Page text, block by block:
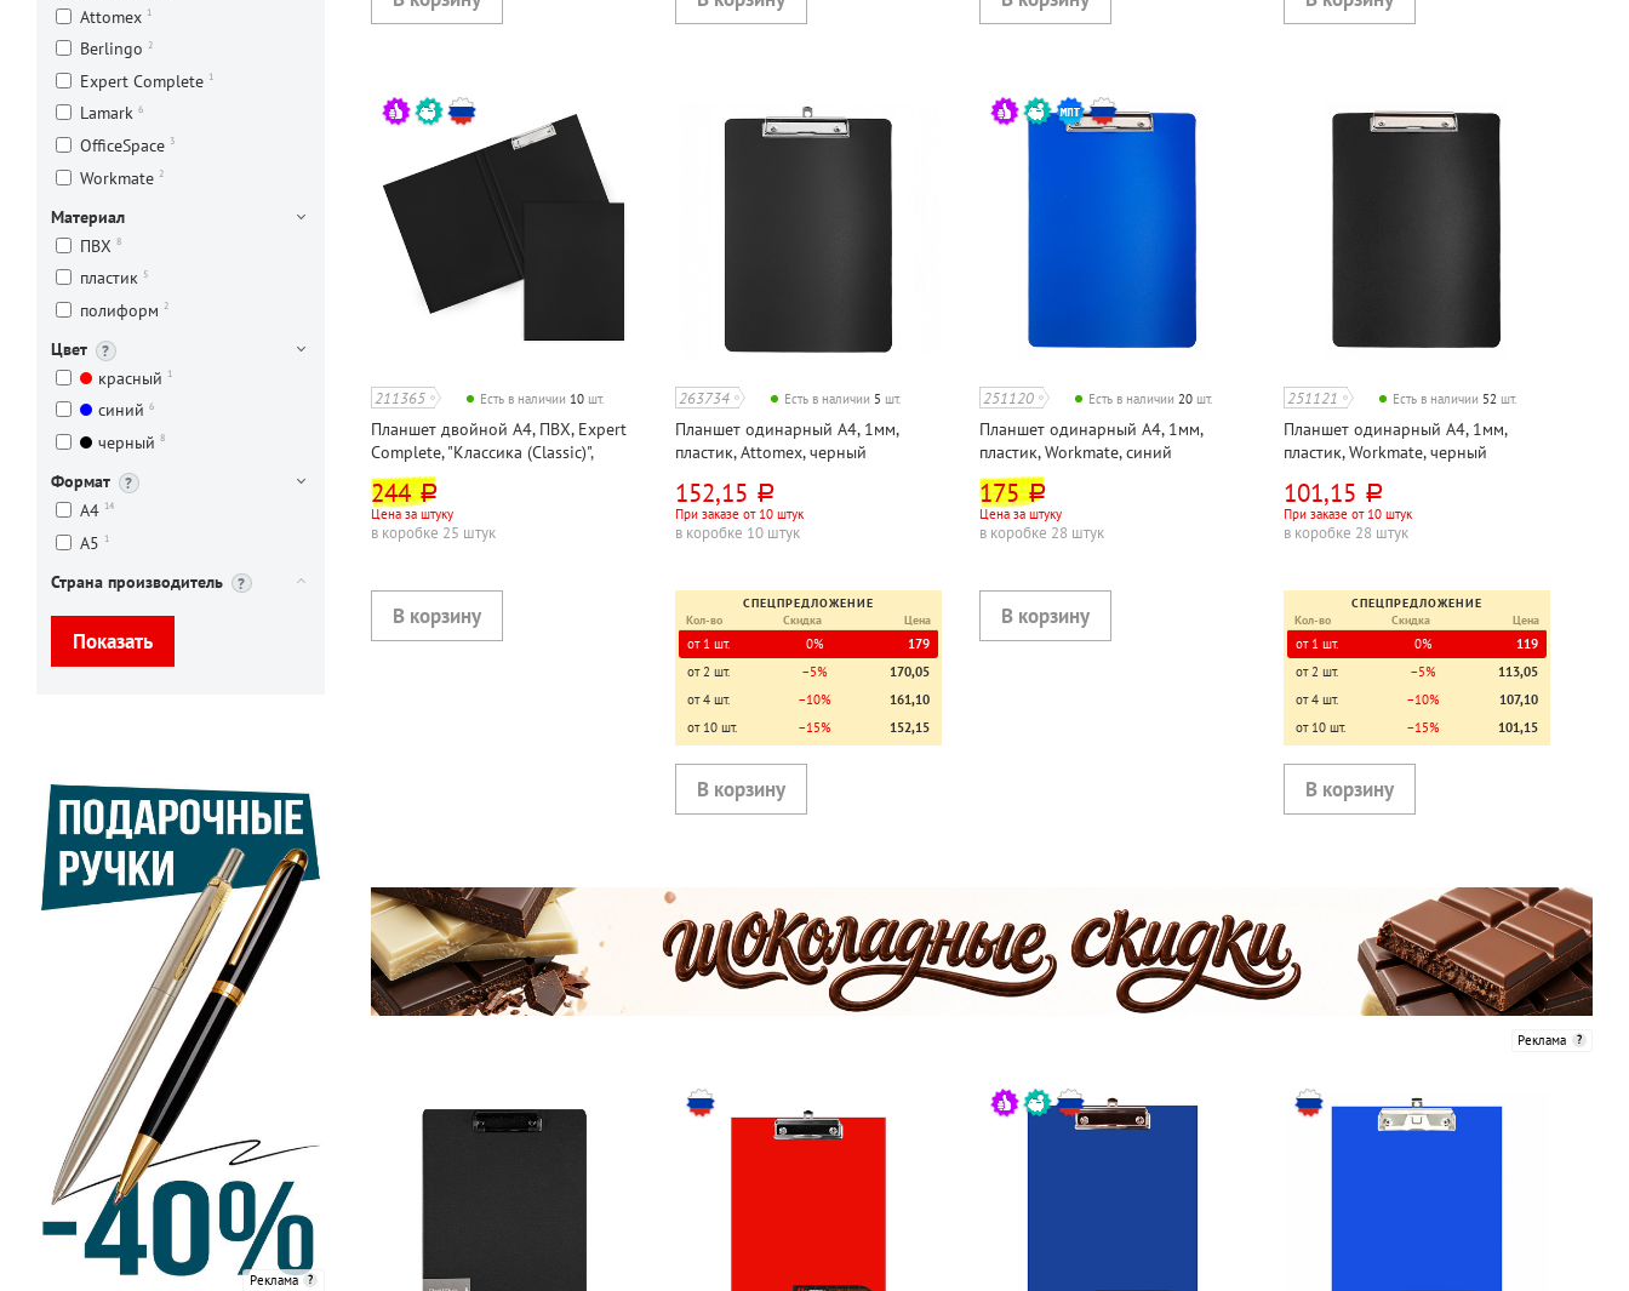
Attomex 1
Berlingo 2
Expert Complete 1
Lamark 6
OfficeSpace 3
Workmate 2
Материал
ПВХ 8
пластик 5
полиформ 2
Цвет
красный 1
синий 6
черный 8
Формат
А4 14
А5 1
Страна производитель
Реклама
211365 Есть в наличии 10 шт.
Планшет двойной А4, ПВХ, Expert
Complete, "Классика (Classic)",
черный, с крышкой, с мет.
прижимом
244 руб.
Цена за штуку
в коробке 25 штук
263734 Есть в наличии 5 шт.
Планшет одинарный А4, 1мм,
пластик, Attomex, черный
152,15 руб.
При заказе от 10 штук
в коробке 10 штук
СПЕЦПРЕДЛОЖЕНИЕ
Кол-во
Скидка Цена
от 1 шт. 0%
179
от 2 шт.
−5%
170,05
от 4 шт.
−10%
161,10
от 10 шт.
−15% 152,15
251120 Есть в наличии 20 шт.
Планшет одинарный А4, 1мм,
пластик, Workmate, синий
175 руб.
Цена за штуку
в коробке 28 штук
251121 Есть в наличии 52 шт.
Планшет одинарный А4, 1мм,
пластик, Workmate, черный
101,15 руб.
При заказе от 10 штук
в коробке 28 штук
СПЕЦПРЕДЛОЖЕНИЕ
Кол-во
Скидка Цена
от 1 шт. 0%
119
от 2 шт.
−5%
113,05
от 4 шт.
−10%
107,10
от 10 шт.
−15% 101,15
Реклама